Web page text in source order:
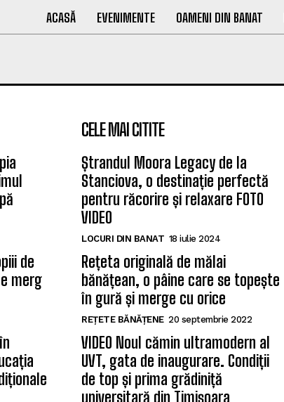
ACASĂ EVENIMENTE OAMENI DIN BANAT
de
merg
CELE MAI CITITE
Ștrandul Moora Legacy de la
Stanciova, o destinație perfectă
pentru răcorire și relaxare FOTO
VIDEO
LOCURI DIN BANAT 18 iulie 2024
Rețeta originală de mălai
bănățean, o pâine care se topește
în gură și merge cu orice
REȚETE BĂNĂȚENE 20 septembrie 2022
VIDEO Noul cămin ultramodern al
UVT, gata de inaugurare. Condiții
de top și prima grădiniță
universitară din Timișoara